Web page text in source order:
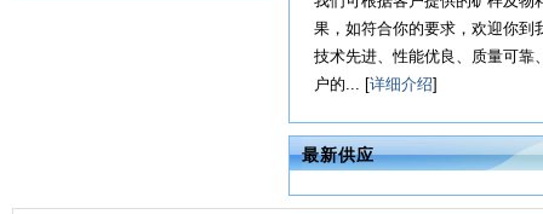
果，如符合你的要求，欢迎你到
技术先进、性能优良、质量可靠
户的... [详细介绍]
最新供应